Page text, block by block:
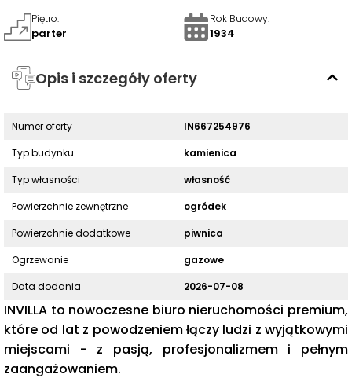
Piętro:
parter
Rok Budowy:
1934
Opis i szczegóły oferty
Numer oferty
IN667254976
Typ budynku
kamienica
Typ własności
własność
Powierzchnie zewnętrzne
ogródek
Powierzchnie dodatkowe
piwnica
Ogrzewanie
gazowe
Data dodania
2026-07-08
INVILLA to nowoczesne biuro nieruchomości premium,
które od lat z powodzeniem łączy ludzi z wyjątkowymi
miejscami - z pasją, profesjonalizmem i pełnym
zaangażowaniem.